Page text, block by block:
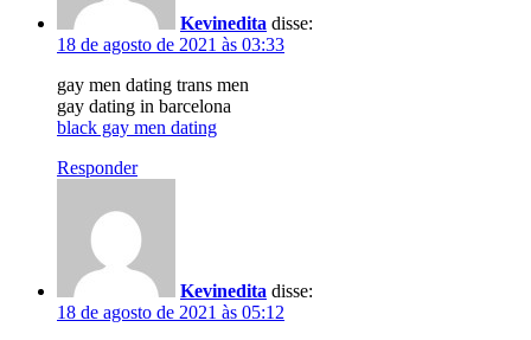
Kevinedita disse:
18 de agosto de 2021 às 03:33
gay men dating trans men
gay dating in barcelona
black gay men dating
Responder
Kevinedita disse:
18 de agosto de 2021 às 05:12